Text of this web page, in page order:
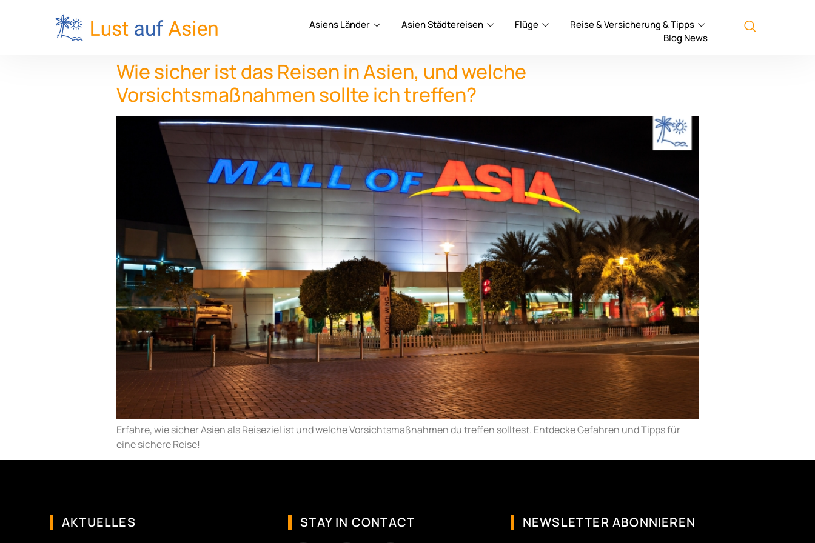
Asiens Länder Asien Städtereisen Flüge
Reise & Versicherung & Tipps
Blog News
Wie sicher ist das Reisen in Asien, und welche
Vorsichtsmaßnahmen sollte ich treffen?
Erfahre, wie sicher Asien als Reiseziel ist und welche Vorsichtsmaßnahmen du treffen solltest. Entdecke Gefahren und Tipps für
eine sichere Reise!
AKTUELLES STAY IN CONTACT NEWSLETTER ABONNIEREN